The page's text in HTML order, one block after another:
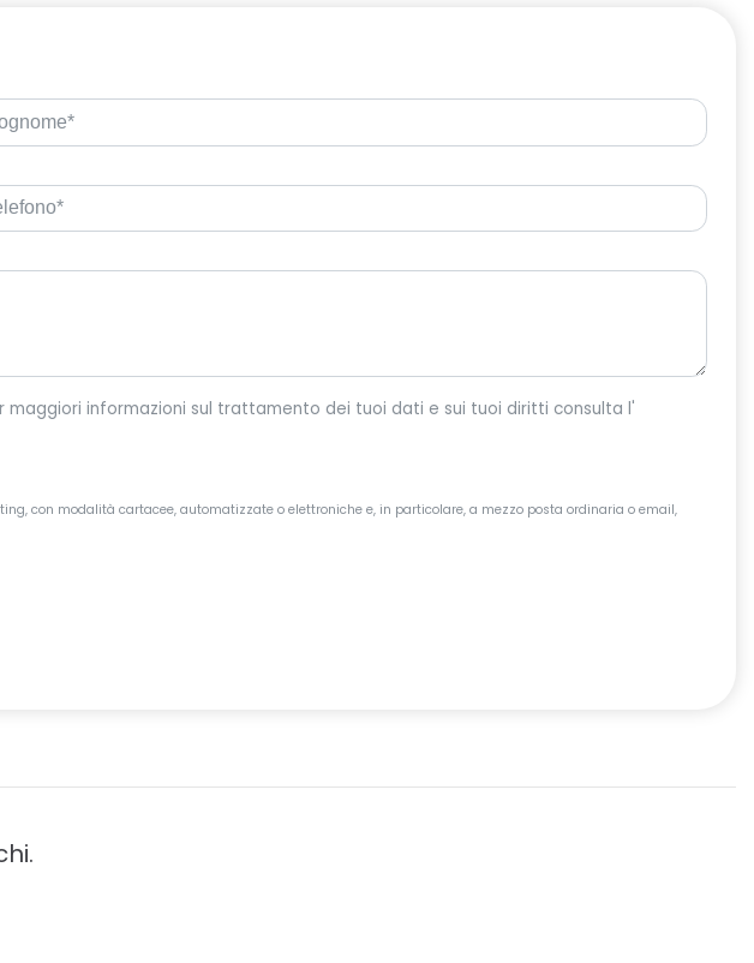
Torino tratterà i tuoi dati personali riportati di seguito per dar corso alla tua richiesta. Per maggiori informazioni sul trattamento dei tuoi dati e sui tuoi diritti consulta l'
con modalità cartacee, automatizzate o elettroniche e, in particolare, a mezzo posta ordinaria o email,